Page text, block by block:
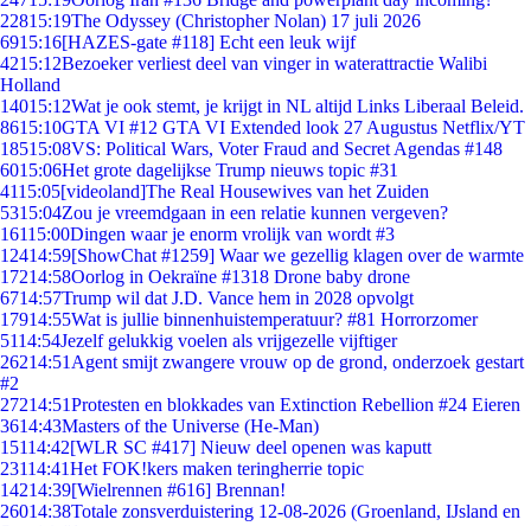
22815:19The Odyssey (Christopher Nolan) 17 juli 2026
6915:16[HAZES-gate #118] Echt een leuk wijf
4215:12Bezoeker verliest deel van vinger in waterattractie Walibi
Holland
14015:12Wat je ook stemt, je krijgt in NL altijd Links Liberaal Beleid.
8615:10GTA VI #12 GTA VI Extended look 27 Augustus Netflix/YT
18515:08VS: Political Wars, Voter Fraud and Secret Agendas #148
6015:06Het grote dagelijkse Trump nieuws topic #31
4115:05[videoland]The Real Housewives van het Zuiden
5315:04Zou je vreemdgaan in een relatie kunnen vergeven?
16115:00Dingen waar je enorm vrolijk van wordt #3
12414:59[ShowChat #1259] Waar we gezellig klagen over de warmte
17214:58Oorlog in Oekraïne #1318 Drone baby drone
6714:57Trump wil dat J.D. Vance hem in 2028 opvolgt
17914:55Wat is jullie binnenhuistemperatuur? #81 Horrorzomer
5114:54Jezelf gelukkig voelen als vrijgezelle vijftiger
26214:51 Agent smijt zwangere vrouw op de grond, onderzoek gestart
#2
27214:51Protesten en blokkades van Extinction Rebellion #24 Eieren
3614:43Masters of the Universe (He-Man)
15114:42[WLR SC #417] Nieuw deel openen was kaputt
23114:41Het FOK!kers maken teringherrie topic
14214:39[Wielrennen #616] Brennan!
26014:38Totale zonsverduistering 12-08-2026 (Groenland, IJsland en